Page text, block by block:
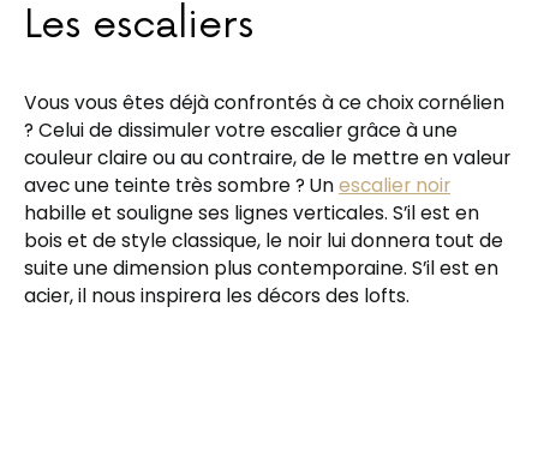
Les escaliers
Vous vous êtes déjà confrontés à ce choix cornélien
? Celui de dissimuler votre escalier grâce à une
couleur claire ou au contraire, de le mettre en valeur
avec une teinte très sombre ? Unescalier noir
habille et souligne ses lignes verticales. S’il est en
bois et de style classique, le noir lui donnera tout de
suite une dimension plus contemporaine. S’il est en
acier, il nous inspirera les décors des lofts.